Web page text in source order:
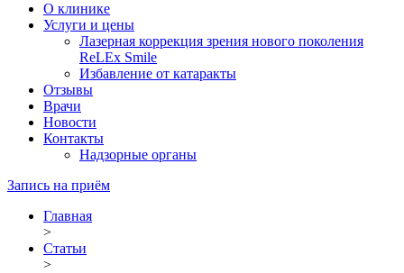
О клинике
Услуги и цены
Лазерная коррекция зрения нового поколения
ReLEx Smile
Избавление от катаракты
Отзывы
Врачи
Новости
Контакты
Надзорные органы
Запись на приём
Главная
>
Статьи
>